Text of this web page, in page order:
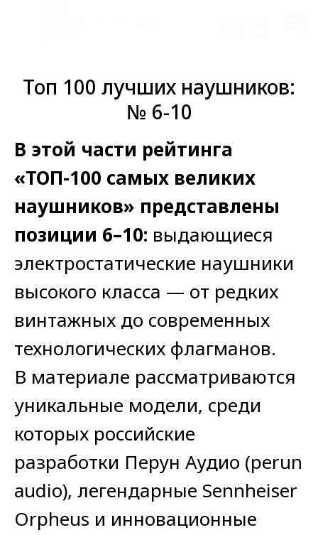
Топ 100 лучших наушников:
№ 6-10
В этой части рейтинга
«ТОП-100 самых великих
наушников» представлены
позиции 6–10: выдающиеся
электростатические наушники
высокого класса — от редких
винтажных до современных
технологических флагманов.
В материале рассматриваются
уникальные модели, среди
которых российские
разработки Перун Аудио (perun
audio), легендарные Sennheiser
Orpheus и инновационные